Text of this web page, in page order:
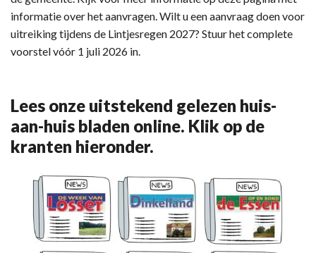
informatie over het aanvragen. Wilt u een aanvraag doen voor
uitreiking tijdens de Lintjesregen 2027? Stuur het complete
voorstel vóór 1 juli 2026 in.
Lees onze uitstekend gelezen huis-
aan-huis bladen online. Klik op de
kranten hieronder.